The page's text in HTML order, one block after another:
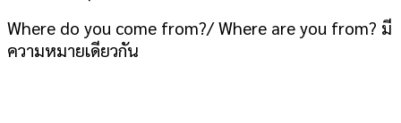
Where do you come from?/ Where are you from? มี
ความหมายเดียวกัน